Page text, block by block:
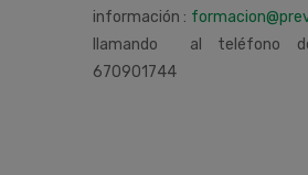
información :
llamando al teléfono
670901744